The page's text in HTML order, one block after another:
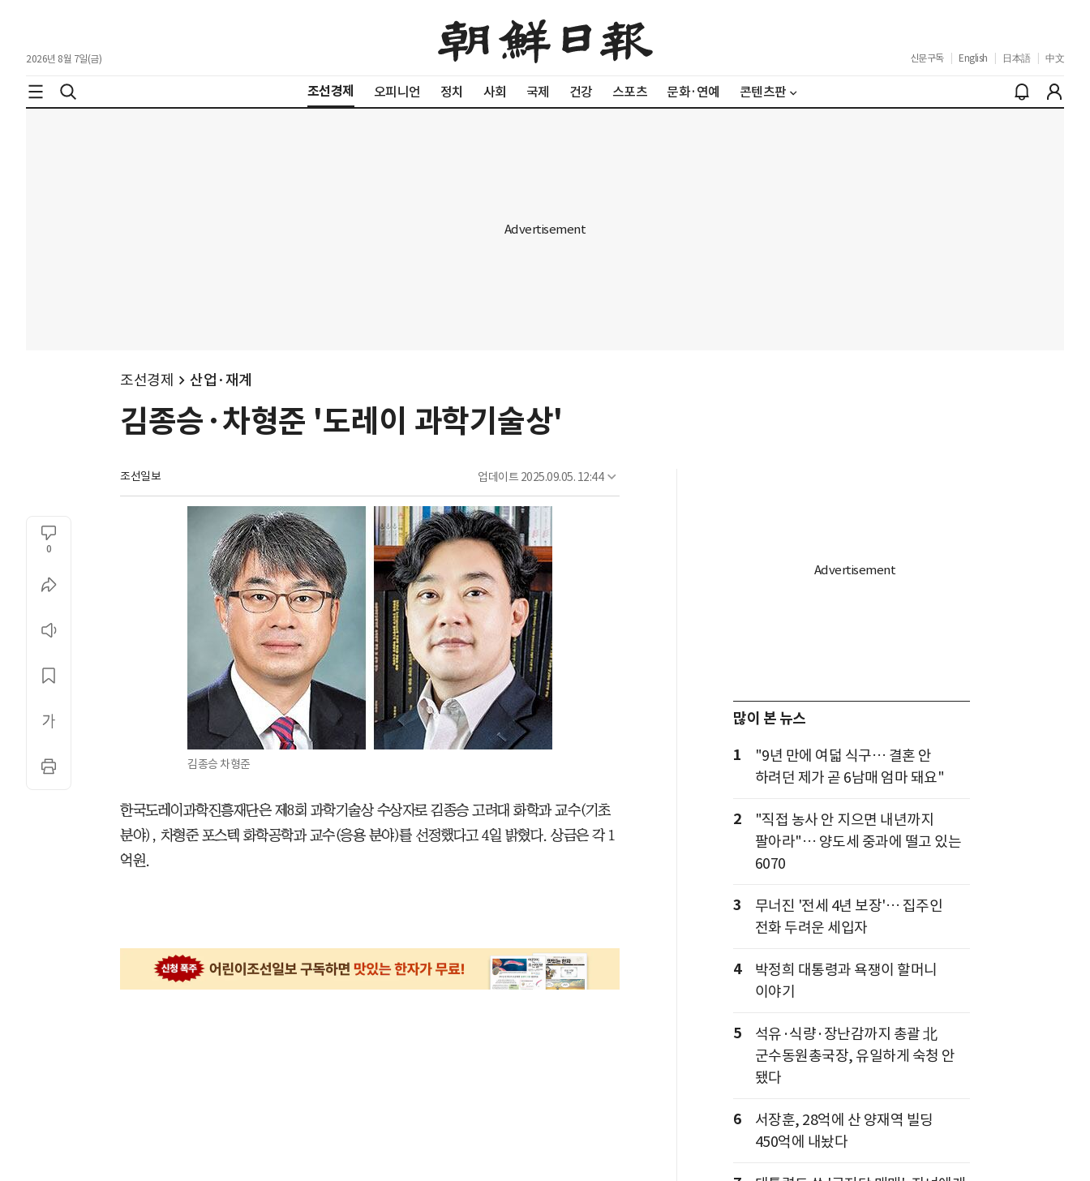
2026년 8월 7일(금) 신문구독 English 日本語 中文
조선경제 오피니언 정치 사회 국제 건강 스포츠 문화·연예 콘텐츠판
조선경제 산업·재계
김종승·차형준 '도레이 과학기술상'
조선일보 업데이트 2025.09.05. 12:44
0
김종승 차형준
한국도레이과학진흥재단은 제8회 과학기술상 수상자로 김종승 고려대 화학과 교수(기초
분야), 차형준 포스텍 화학공학과 교수(응용 분야)를 선정했다고 4일 밝혔다. 상금은 각 1
억원.
많이 본 뉴스
1
"9년 만에 여덟 식구… 결혼 안
하려던 제가 곧 6남매 엄마 돼요"
2
"직접 농사 안 지으면 내년까지
팔아라"… 양도세 중과에 떨고 있는
6070
3
무너진 '전세 4년 보장'… 집주인
전화 두려운 세입자
4
박정희 대통령과 욕쟁이 할머니
이야기
5
석유·식량·장난감까지 총괄 北
군수동원총국장, 유일하게 숙청 안
됐다
6
서장훈, 28억에 산 양재역 빌딩
450억에 내놨다